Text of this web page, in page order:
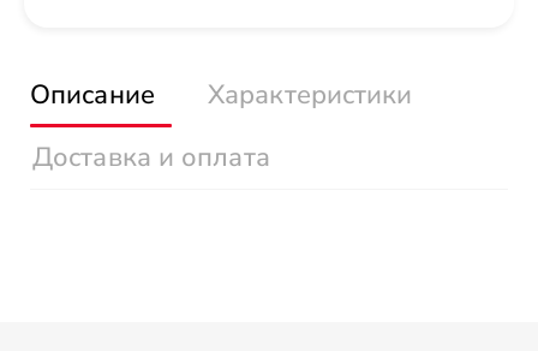
Описание
Характеристики
Доставка и оплата